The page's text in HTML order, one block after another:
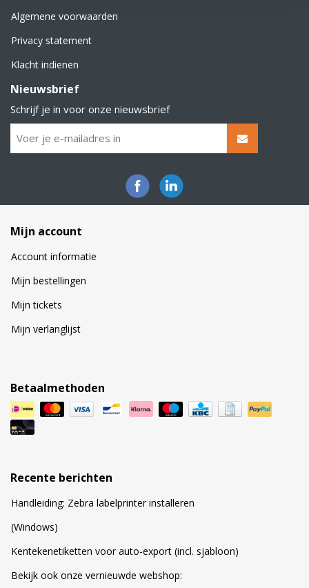
Algemene voorwaarden
Privacy statement
Klacht indienen
Nieuwsbrief
Schrijf je in voor onze nieuwsbrief
Mijn account
Account informatie
Mijn bestellingen
Mijn tickets
Mijn verlanglijst
Betaalmethoden
Recente berichten
Handleiding: Zebra labelprinter installeren
(Windows)
Kentekenetiketten voor auto-export (incl. sjabloon)
Bekijk ook onze vernieuwde webshop: